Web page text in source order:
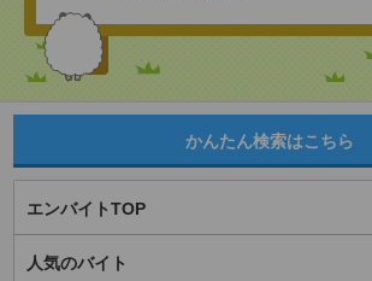
かんたん検索はこちら
エンバイトTOP
人気のバイト